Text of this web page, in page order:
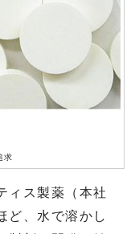
求
ィス製薬（本社
ど、水で溶かし